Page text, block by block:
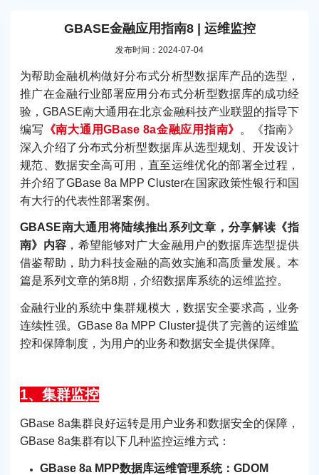
GBASE金融应用指南8 | 运维监控
发布时间：2024-07-04
为帮助金融机构做好分布式分析型数据库产品的选型，
推广在金融行业部署应用分布式分析型数据库的成功经
验，GBASE南大通用在北京金融科技产业联盟的指导下
编写 《南大通用GBase 8a金融应用指南》
。《指南》
深入介绍了分布式分析型数据库从选型规划、开发设计
规范、数据安全高可用，直至运维优化的部署全过程，
并介绍了GBase 8a MPP Cluster在国家政策性银行和国
有大行的代表性部署案例。
GBASE南大通用将陆续推出系列文章，分享解读《指
南》内容 ，希望能够对广大金融用户的数据库选型提供
借鉴帮助，助力科技金融的高效实施和高质量发展。本
篇是系列文章的第8期，介绍数据库系统的运维监控。
金融行业的系统中集群规模大，数据安全要求高，业务
连续性强。GBase 8a MPP Cluster提供了完善的运维监
控和保障制度，为用户的业务和数据安全提供保障。
1、集群监控
GBase 8a集群良好运转是用户业务和数据安全的保障，
GBase 8a集群有以下几种监控运维方式：
GBase 8a MPP数据库运维管理系统：GDOM